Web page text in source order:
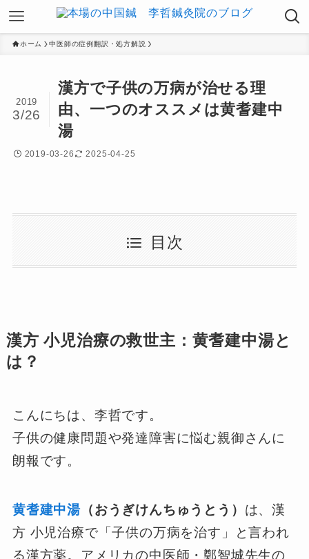
ホーム 中医師の症例翻訳・処方解説
漢方で子供の万病が治せる理
由、一つのオススメは黄耆建中
湯
2019
3/26
2019-03-26 2025-04-25
目次
漢方 小児治療の救世主：黄耆建中湯と
は？
こんにちは、李哲です。
子供の健康問題や発達障害に悩む親御さんに
朗報です。
黄耆建中湯（おうぎけんちゅうとう） は、漢
方 小児治療で「子供の万病を治す」と言われ
る漢方薬。アメリカの中医師・鄭智城先生の